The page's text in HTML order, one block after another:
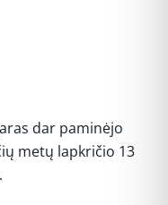
dar paminėjo
metų lapkričio 13